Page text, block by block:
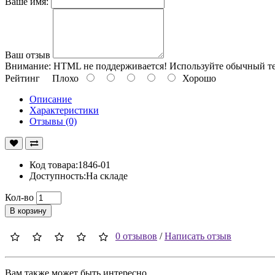
Ваш отзыв
Внимание: HTML не поддерживается! Используйте обычный
Рейтинг Плохо
Хорошо
Описание
Характеристики
Отзывы (0)
Код товара:1846-01
Доступность:На складе
Кол-во
В корзину
0 отзывов /Написать отзыв
Вам также может быть интересно